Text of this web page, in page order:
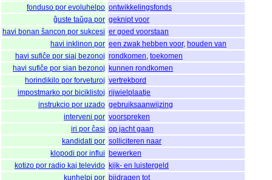
fonduso por evoluhelpo ontwikkelingsfonds
ĝuste taŭga por geknipt voor
havi bonan ŝancon por sukcesi er goed voorstaan
havi inklinon por een zwak hebben voor, houden van
havi sufiĉe por siaj bezonoj rondkomen toekomen
havi sufiĉe por sian bezonoj kunnen rondkomen
horindikilo por forveturoj vertrekbord
impostmarko por biciklistoj rijwielplaatje
instrukcio por uzado gebruiksaanwijzing
interveni por voorspreken
iri por ĉasi op jacht gaan
kandidati por solliciteren naar
klopodi por influi bewerken
kotizo por radio kaj televido kijk- en luistergeld
kunhelpi por bijdragen tot